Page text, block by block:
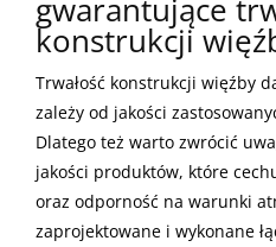
gwarantujące
konstrukcji
Trwałość konstrukcji więźby
zależy od jakości
Dlatego też warto zwrócić
jakości produktów, które
oraz odporność na warunki
zaprojektowane i wykonane